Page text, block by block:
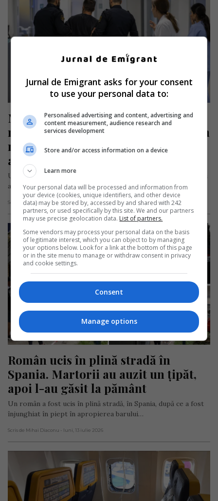
Momente de teroare într-un centru
medical din Spania, provocate de un
român. A atacat o doctoriță, o
asistentă și un echipaj medical
Un român a fost reținut de poliție după ce a agresat mai mulți
angajați ai unui centru medical din Spania….
Scris de Mihai Diaconu - marți, 14 iulie 2026
Român ucis în plină stradă în
Spania. Martorii au auzit un țipăt,
apoi l-au găsit la pământ
Un român a fost ucis în plină stradă, în Spania, după ce a fost
înjunghiat în piept în apropierea barului…
Scris de Mihai Diaconu - luni, 13 iulie 2026
Jurnal de Emigrant asks for your consent
to use your personal data to:
Personalised advertising and content, advertising and
content measurement, audience research and
services development
Store and/or access information on a device
Learn more
Your personal data will be processed and information from
your device (cookies, unique identifiers, and other device
data) may be stored by, accessed by and shared with 242
partners, or used specifically by this site. We and our partners
may use precise geolocation data. List of partners.
Some vendors may process your personal data on the basis
of legitimate interest, which you can object to by managing
your options below. Look for a link at the bottom of this page
or in the site menu to manage or withdraw consent in privacy
and cookie settings.
Consent
Manage options